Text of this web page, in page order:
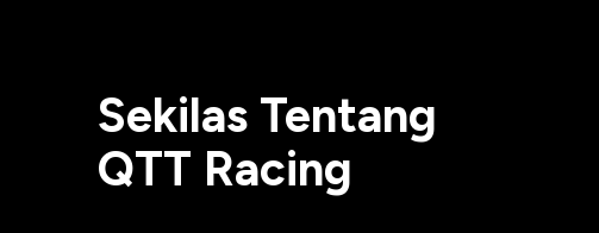
Sekilas Tentang
QTT Racing